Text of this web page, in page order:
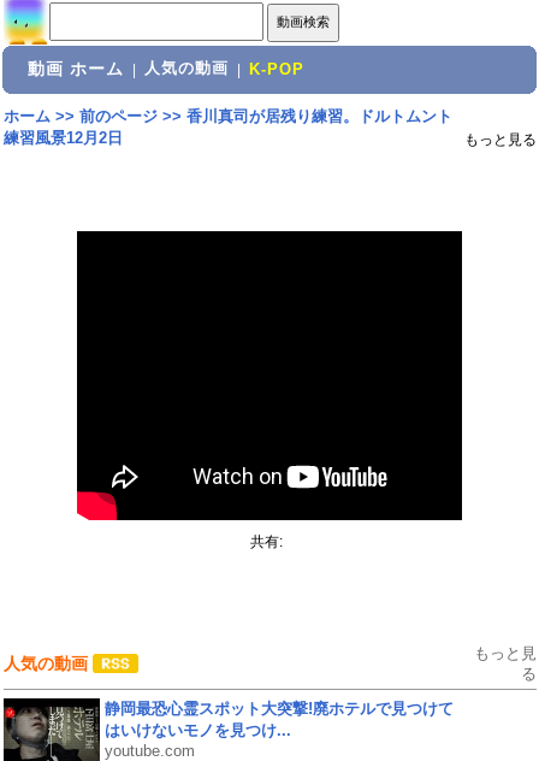
動画 ホーム 人気の動画 K-POP
ホーム>> 前のページ>> 香川真司が居残り練習。ドルトムント
練習風景12月2日
もっと見る
共有:
人気の動画
もっと見
る
静岡最恐心霊スポット大突撃!廃ホテルで見つけて
はいけないモノを見つけ...
youtube.com